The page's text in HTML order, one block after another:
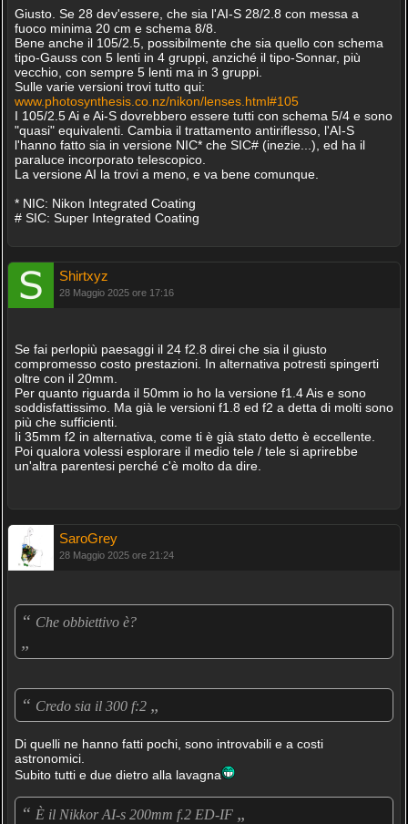
Giusto. Se 28 dev'essere, che sia l'AI-S 28/2.8 con messa a
fuoco minima 20 cm e schema 8/8.
Bene anche il 105/2.5, possibilmente che sia quello con schema
tipo-Gauss con 5 lenti in 4 gruppi, anziché il tipo-Sonnar, più
vecchio, con sempre 5 lenti ma in 3 gruppi.
Sulle varie versioni trovi tutto qui:
www.photosynthesis.co.nz/nikon/lenses.html#105
I 105/2.5 Ai e Ai-S dovrebbero essere tutti con schema 5/4 e sono
"quasi" equivalenti. Cambia il trattamento antiriflesso, l'AI-S
l'hanno fatto sia in versione NIC* che SIC# (inezie...), ed ha il
paraluce incorporato telescopico.
La versione AI la trovi a meno, e va bene comunque.
* NIC: Nikon Integrated Coating
# SIC: Super Integrated Coating
Shirtxyz
28 Maggio 2025 ore 17:16
Se fai perlopiù paesaggi il 24 f2.8 direi che sia il giusto
compromesso costo prestazioni. In alternativa potresti spingerti
oltre con il 20mm.
Per quanto riguarda il 50mm io ho la versione f1.4 Ais e sono
soddisfattissimo. Ma già le versioni f1.8 ed f2 a detta di molti sono
più che sufficienti.
Ii 35mm f2 in alternativa, come ti è già stato detto è eccellente.
Poi qualora volessi esplorare il medio tele / tele si aprirebbe
un'altra parentesi perché c'è molto da dire.
SaroGrey
28 Maggio 2025 ore 21:24
“ Che obbiettivo è?
„
“ Credo sia il 300 f:2 „
Di quelli ne hanno fatti pochi, sono introvabili e a costi
astronomici.
Subito tutti e due dietro alla lavagna
“ È il Nikkor AI-s 200mm f.2 ED-IF „